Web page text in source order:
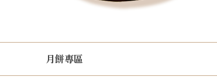
月餅專區